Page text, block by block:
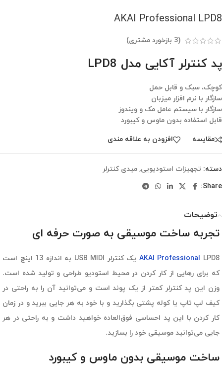
AKAI Professional LPD8
(
3 بازخورد مشتری)
پد کنترلر آکایی مدل LPD8
کوچک، سبک و قابل حمل
سازگار با نرم افزار میزبان
سازگار با سیستم عامل مک و ویندوز
قابل استفاده بدون ماوس و کیبورد
مقایسه افزودن به علاقه مندی
دسته: تجهیزات استودیویی, میدی کنترلر
Share:
توضیحات
تجربه ساخت موسیقی به صورت حرفه ای
AKAI Professional
LPD8 یک کنترلر USB MIDI به اندازه 13 اینچ است
که برای رهایی از کار کردن در محیط استودیو طراحی و تولید شده است.
وزن این پد کنترلر کمتر از یک پوند است و می‌توانید آن را به راحتی در
کیف لپ تاپ یا کوله پشتی بگذارید و با خود به هر جایی ببرید و در زمان
کار کردن با این پد احساسی فوق‌العاده خواهید داشت و به راحتی در هر
جایی می‌توانید موسیقی خود را بسازید.
ساخت موسیقی بدون ماوس و کیبورد